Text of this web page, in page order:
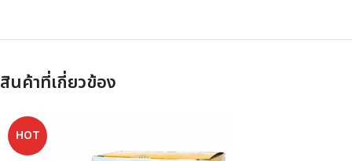
สินค้าที่เกี่ยวข้อง
HOT